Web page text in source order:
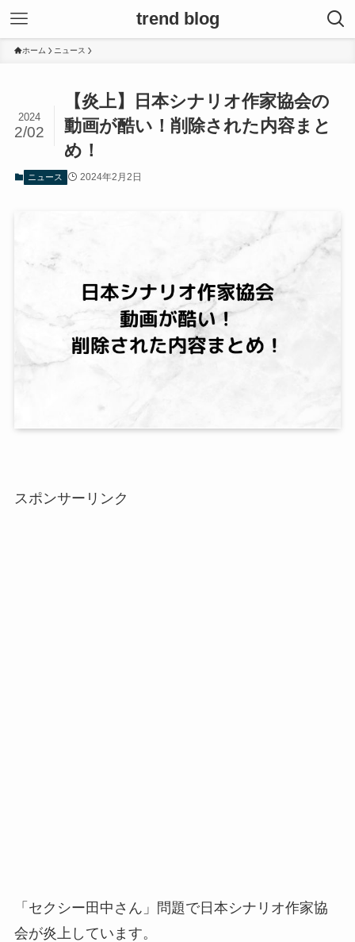
trend blog
ホーム ニュース
【炎上】日本シナリオ作家協会の
動画が酷い！削除された内容まと
め！
2024
2/02
ニュース 2024年2月2日
スポンサーリンク
「セクシー田中さん」問題で日本シナリオ作家協
会が炎上しています。